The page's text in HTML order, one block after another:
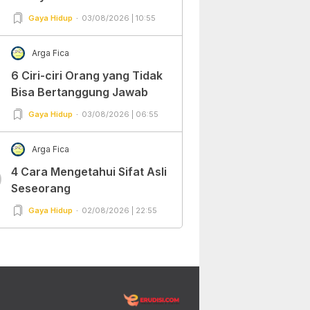
Gaya Hidup 03/08/2026 | 10:55
Arga Fica
6 Ciri-ciri Orang yang Tidak
Bisa Bertanggung Jawab
Gaya Hidup 03/08/2026 | 06:55
Arga Fica
4 Cara Mengetahui Sifat Asli
Seseorang
Gaya Hidup 02/08/2026 | 22:55